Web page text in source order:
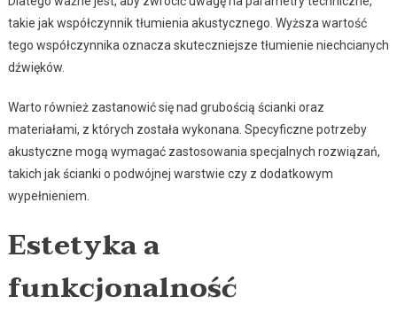
takie jak współczynnik tłumienia akustycznego. Wyższa wartość
tego współczynnika oznacza skuteczniejsze tłumienie niechcianych
dźwięków.
Warto również zastanowić się nad grubością ścianki oraz
materiałami, z których została wykonana. Specyficzne potrzeby
akustyczne mogą wymagać zastosowania specjalnych rozwiązań,
takich jak ścianki o podwójnej warstwie czy z dodatkowym
wypełnieniem.
Estetyka a
funkcjonalność